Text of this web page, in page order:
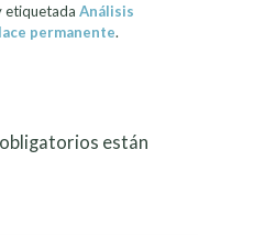
etiquetada Análisis
permanente.
están